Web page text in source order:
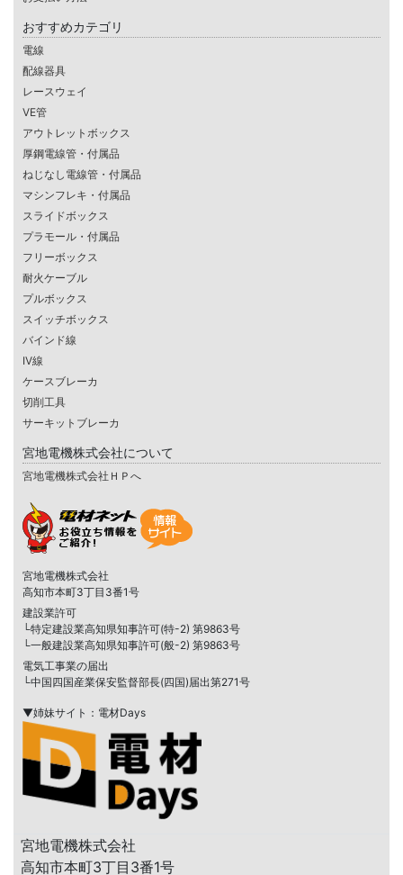
おすすめカテゴリ
電線
配線器具
レースウェイ
VE管
アウトレットボックス
厚鋼電線管・付属品
ねじなし電線管・付属品
マシンフレキ・付属品
スライドボックス
プラモール・付属品
フリーボックス
耐火ケーブル
プルボックス
スイッチボックス
バインド線
IV線
ケースブレーカ
切削工具
サーキットブレーカ
宮地電機株式会社について
宮地電機株式会社ＨＰへ
宮地電機株式会社
高知市本町3丁目3番1号
建設業許可
└特定建設業高知県知事許可(特-2) 第9863号
└一般建設業高知県知事許可(般-2) 第9863号
電気工事業の届出
└中国四国産業保安監督部長(四国)届出第271号
▼姉妹サイト：電材Days
宮地電機株式会社
高知市本町3丁目3番1号